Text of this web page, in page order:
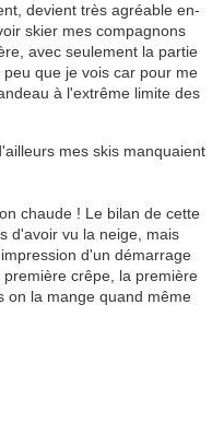
devient très agréable en-
skier mes compagnons
avec seulement la partie
que je vois car pour me
à l'extrême limite des
mes skis manquaient
chaude ! Le bilan de cette
d'avoir vu la neige, mais
d'un démarrage
crêpe, la première
on la mange quand même